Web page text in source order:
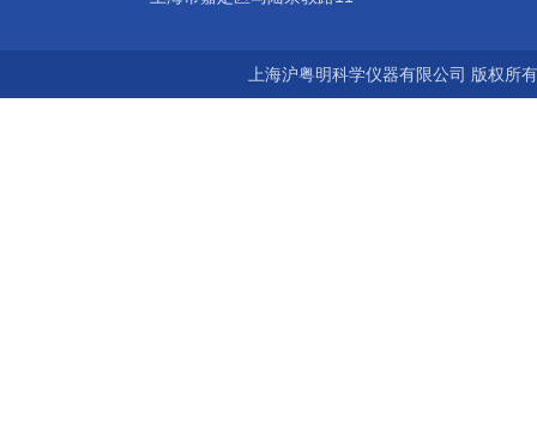
上海沪粤明科学仪器有限公司 版权所